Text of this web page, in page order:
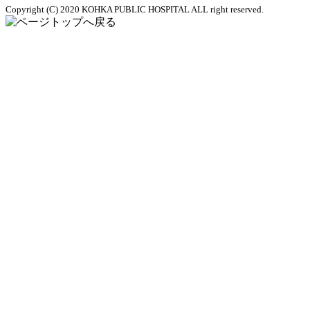
Copyright (C) 2020 KOHKA PUBLIC HOSPITAL ALL right reserved.